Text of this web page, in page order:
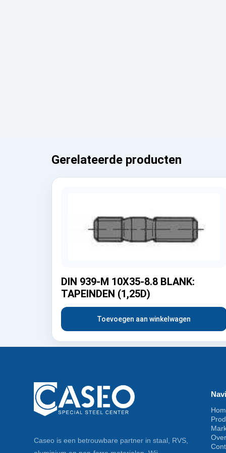
Gerelateerde producten
DIN 939-M 10X35-8.8 BLANK:
TAPEINDEN (1,25D)
Toevoegen aan winkelwagen
Caseo is een betrouwbare partner in staal, RVS,